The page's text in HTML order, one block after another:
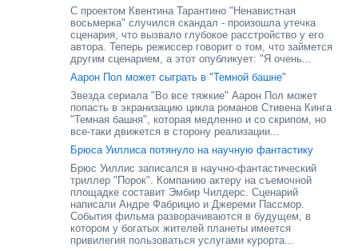
С проектом Квентина Тарантино "Ненавистная
восьмерка" случился скандал - произошла утечка
сценария, что вызвало глубокое расстройство у его
автора. Теперь режиссер говорит о том, что займется
другим сценарием, а этот опубликует: "Я очень...
Аарон Пол может сыграть в "Темной башне"
Звезда сериала "Во все тяжкие" Аарон Пол может
попасть в экранизацию цикла романов Стивена Кинга
"Темная башня", которая медленно и со скрипом, но
все-таки движется в сторону реализации...
Брюса Уиллиса потянуло на научную фантастику
Брюс Уиллис записался в научно-фантастический
триллер "Порок". Компанию актеру на съемочной
площадке составит Эмбир Чилдерс. Сценарий
написали Андре Фабрицио и Джереми Пассмор.
События фильма разворачиваются в будущем, в
котором у богатых жителей планеты имеется
привилегия пользоваться услугами курорта...